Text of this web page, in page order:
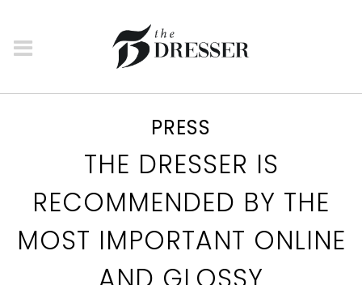
PRESS
THE DRESSER IS
RECOMMENDED BY THE
MOST IMPORTANT ONLINE